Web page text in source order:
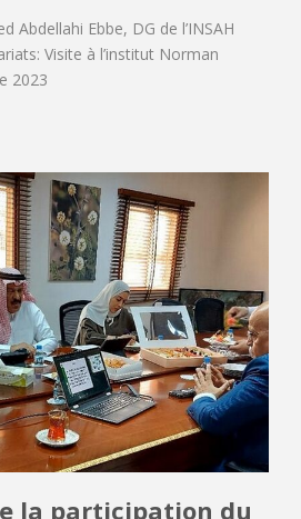
Abdellahi Ebbe, DG de l’INSAH
Visite à l’institut Norman
2023
la participation du